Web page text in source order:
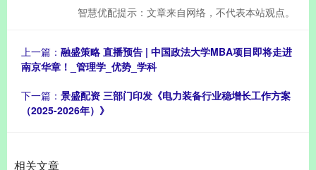
智慧优配提示：文章来自网络，不代表本站观点。
上一篇： 融盛策略 直播预告 | 中国政法大学MBA项目即将走进
南京华章！_管理学_优势_学科
下一篇： 景盛配资 三部门印发《电力装备行业稳增长工作方案
（2025-2026年）》
相关文章